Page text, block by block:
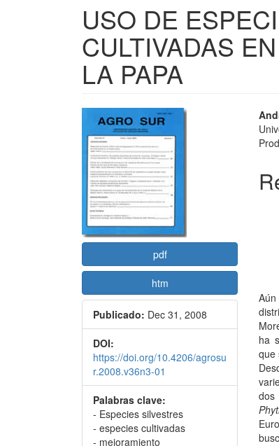
USO DE
CULTIVADAS
LA PAPA
Barra
lateral
del
artículo
pdf
htm
Publicado: Dec 31, 2008
DOI:
https://doi.org/10.4206/agrosu
r.2008.v36n3-01
Palabras clave:
- Especies silvestres
- especies cultivadas
- mejoramiento
ha
que